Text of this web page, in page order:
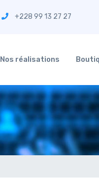
+228 99 13 27 27
Nos réalisations